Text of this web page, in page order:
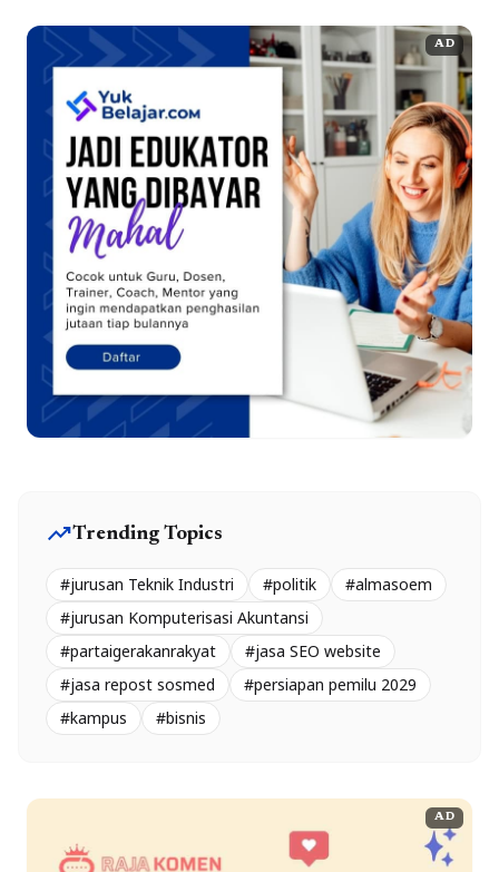
AD
trending_upTrending Topics
#jurusan Teknik Industri #politik
#almasoem
#jurusan Komputerisasi Akuntansi
#partaigerakanrakyat
#jasa SEO website
#jasa repost sosmed
#persiapan pemilu 2029
#kampus
#bisnis
AD